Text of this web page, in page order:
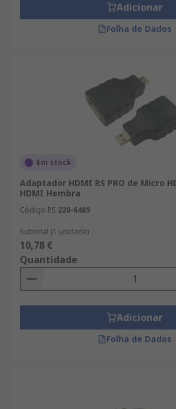
Adicionar
Folha de Dados
Em stock
Adaptador HDMI RS PRO de Micro
HDMI Hembra
Código RS 220-6489
Subtotal (1 unidade)
10,78 €
Quantidade
Adicionar
Folha de Dados